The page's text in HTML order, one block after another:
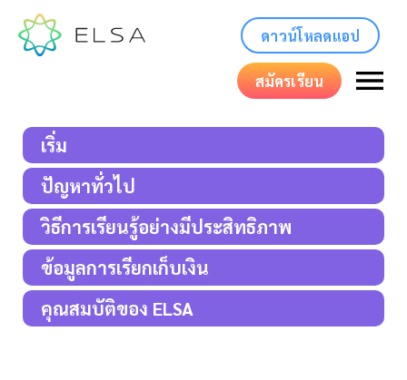
ดาวน์โหลดแอป
สมัครเรียน
เริ่ม
ปัญหาทั่วไป
วิธีการเรียนรู้อย่างมีประสิทธิภาพ
ข้อมูลการเรียกเก็บเงิน
คุณสมบัติของ ELSA